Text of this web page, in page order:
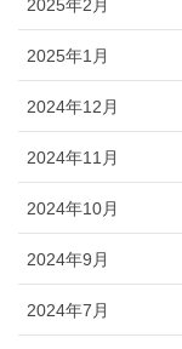
2025年2月
2025年1月
2024年12月
2024年11月
2024年10月
2024年9月
2024年7月